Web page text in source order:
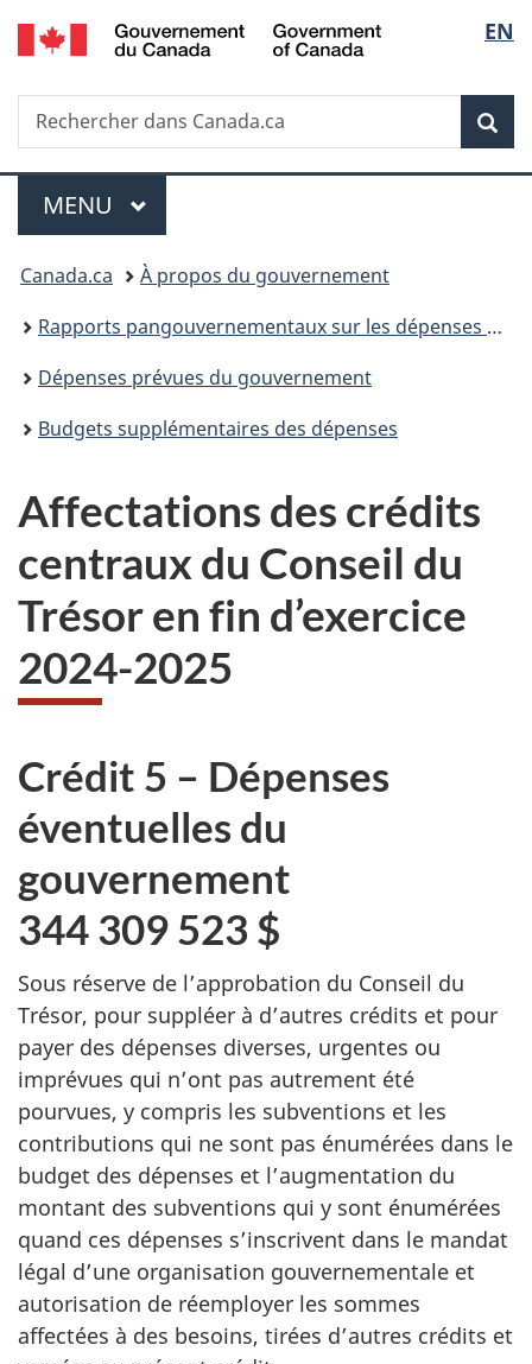
Passer
au
principal
Passer
à
Au
du
Passer
à
version
simplifiée
de
la
EN
Recherche
Rechercher
dans
Menu
MENU PRINCIPAL
Vous
êtes
ici :
Canada.ca
À propos du gouvernement
Rapports pangouvernementaux sur les dépenses et les activités
Dépenses prévues du gouvernement
Budgets supplémentaires des dépenses
Affectations des crédits
centraux du Conseil du
Trésor en fin d’exercice
2024-2025
Crédit 5 – Dépenses
éventuelles du
gouvernement
344 309 523 $
Sous réserve de l’approbation du Conseil du
Trésor, pour suppléer à d’autres crédits et pour
payer des dépenses diverses, urgentes ou
imprévues qui n’ont pas autrement été
pourvues, y compris les subventions et les
contributions qui ne sont pas énumérées dans le
budget des dépenses et l’augmentation du
montant des subventions qui y sont énumérées
quand ces dépenses s’inscrivent dans le mandat
légal d’une organisation gouvernementale et
autorisation de réemployer les sommes
affectées à des besoins, tirées d’autres crédits et